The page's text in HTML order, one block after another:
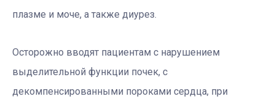
плазме и моче, а также диурез.
Осторожно вводят пациентам с нарушением
выделительной функции почек, с
декомпенсированными пороками сердца, при